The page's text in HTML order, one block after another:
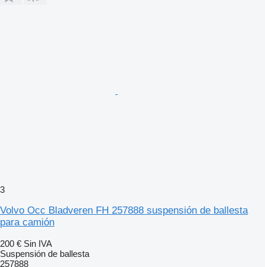
3
Volvo Occ Bladveren FH 257888 suspensión de ballesta
para camión
200 € Sin IVA
Suspensión de ballesta
257888